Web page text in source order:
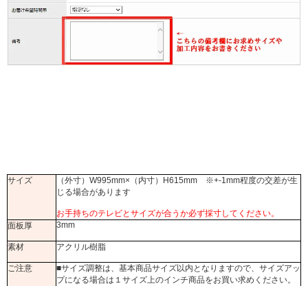
サイズ
（外寸）W995mm×（内寸）H615mm ※+-1mm程度の交差が生
じる場合があります
お手持ちのテレビとサイズが合うか必ず採寸してください。
面板厚
3mm
素材 アクリル樹脂
ご注意
■サイズ調整は、基本商品サイズ以内となりますので、サイズアッ
プになる場合は１サイズ上のインチ商品をお買い求めください。